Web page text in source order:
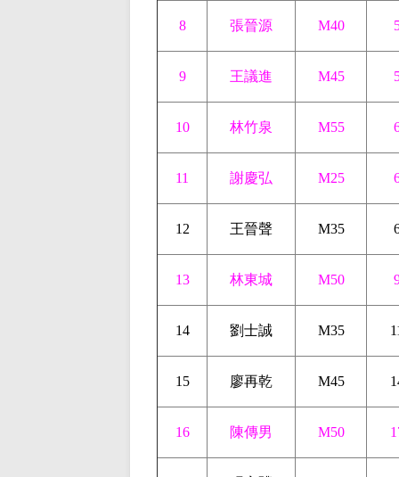
8 張晉源 M40
9 王議進 M45
10 林竹泉 M55
11 謝慶弘 M25
12 王晉聲 M35
13 林東城 M50
14 劉士誠 M35
15 廖再乾 M45
16 陳傳男 M50